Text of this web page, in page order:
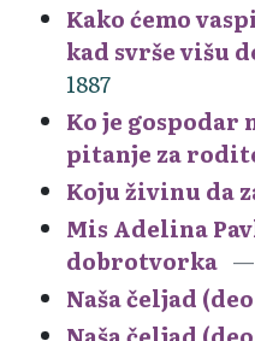
Kako ćemo
kad svrše višu
1887
Ko je gospodar
pitanje za
Koju živinu da
Mis Adelina
dobrotvorka
Naša čeljad (deo